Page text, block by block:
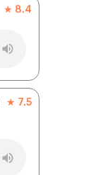
★ 8.4
★ 7.5